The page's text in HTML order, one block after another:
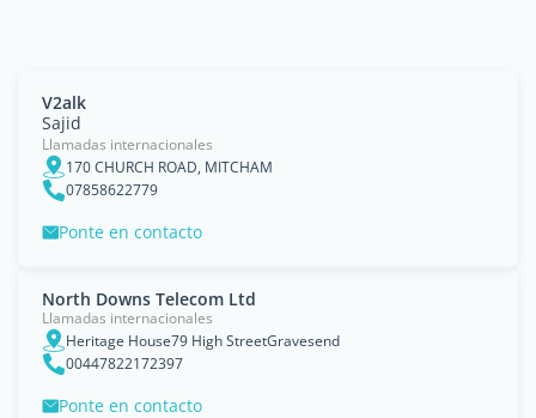
V2alk
Sajid
Llamadas internacionales
170 CHURCH ROAD, MITCHAM
07858622779
Ponte en contacto
North Downs Telecom Ltd
Llamadas internacionales
Heritage House79 High StreetGravesend
00447822172397
Ponte en contacto